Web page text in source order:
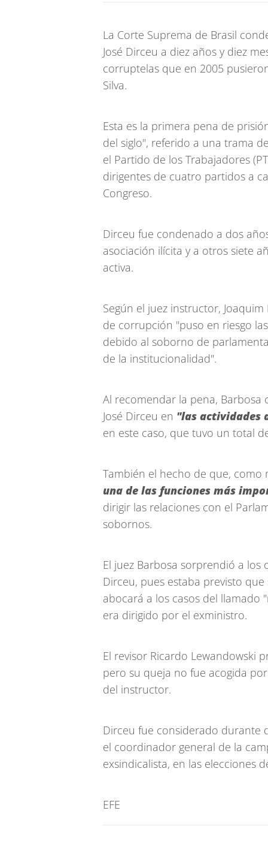
La Corte Suprema de Brasil
José Dirceu a diez años y diez
corruptelas que en 2005
Silva.
Esta es la primera pena de
del siglo", referido a una trama
el Partido de los Trabajadores
dirigentes de cuatro partidos a
Congreso.
Dirceu fue condenado a dos
asociación ilícita y a otros siete
activa.
Según el juez instructor,
de corrupción "puso en riesgo
debido al soborno de
de la institucionalidad".
Al recomendar la pena, Barbosa
José Dirceu en "las actividades
en este caso, que tuvo un total
También el hecho de que, como
una de las funciones más
dirigir las relaciones con el
sobornos.
El juez Barbosa sorprendió a
Dirceu, pues estaba previsto
abocará a los casos del llamado
era dirigido por el exministro.
El revisor Ricardo Lewandowski
pero su queja no fue acogida
del instructor.
Dirceu fue considerado durante
el coordinador general de la
exsindicalista, en las elecciones
EFE